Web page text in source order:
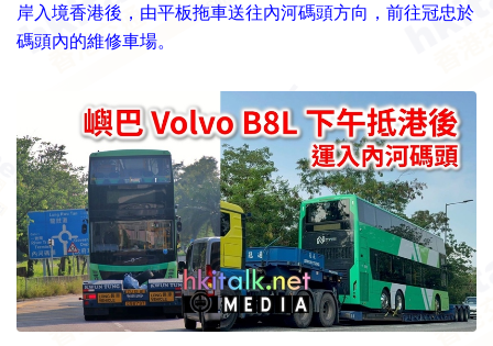
岸入境香港後，由平板拖車送往內河碼頭方向，前往冠忠於
碼頭內的維修車場。